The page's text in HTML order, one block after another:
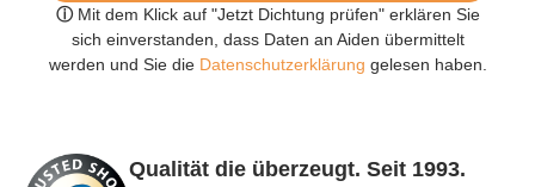
ⓘ Mit dem Klick auf "Jetzt Dichtung prüfen" erklären Sie
sich einverstanden, dass Daten an Aiden übermittelt
werden und Sie dieDatenschutzerklärung gelesen haben.
Qualität die überzeugt. Seit 1993.